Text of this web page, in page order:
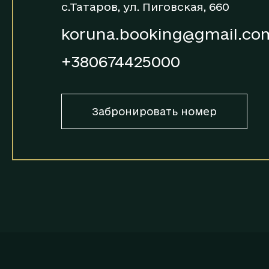
с.Татаров, ул. Пиговская, 660
+380674425000
Забронировать номер